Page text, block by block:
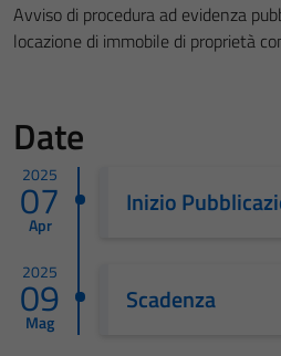
Avviso di procedura ad evidenza
locazione di immobile di proprietà
Date
2025
07
Apr
Inizio
2025
09
Mag
Scadenza